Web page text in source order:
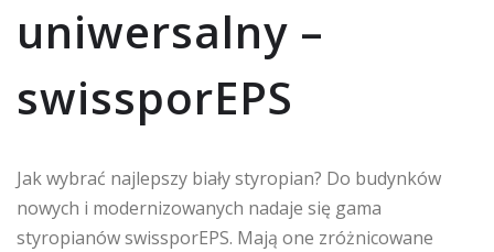
uniwersalny –
swissporEPS
Jak wybrać najlepszy biały styropian? Do budynków
nowych i modernizowanych nadaje się gama
styropianów swissporEPS. Mają one zróżnicowane